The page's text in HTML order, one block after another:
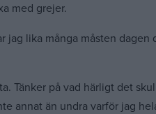
med grejer.
lika många måsten
på vad härligt det
annat än undra varför jag